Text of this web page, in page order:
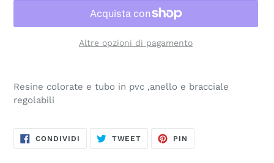
Altre opzioni di pagamento
del
prodotto
nel
Resine colorate e tubo in pvc ,anello e bracciale
regolabili
CONDIVIDI CONDIVIDITWEET TWITTA PIN